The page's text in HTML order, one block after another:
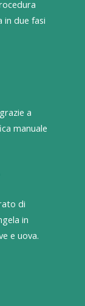
in due fasi
a
manuale
di
in
e uova.